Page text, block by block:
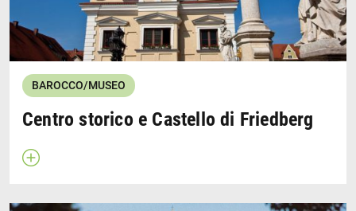
BAROCCO/MUSEO
Centro storico e Castello di Friedberg
Apri descrizione
Wallfahrtskirche Herrgottsruh